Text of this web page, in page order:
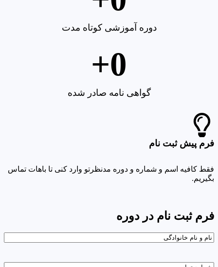
دوره آموزشی کوتاه مدت
گواهی نامه صادر شده
0
+
فرم پیش ثبت نام
فقط کافیه اسم و شماره و دوره مدنظرتو وارد کنی تا باهات تماس
بگیریم.
فرم ثبت نام در دوره